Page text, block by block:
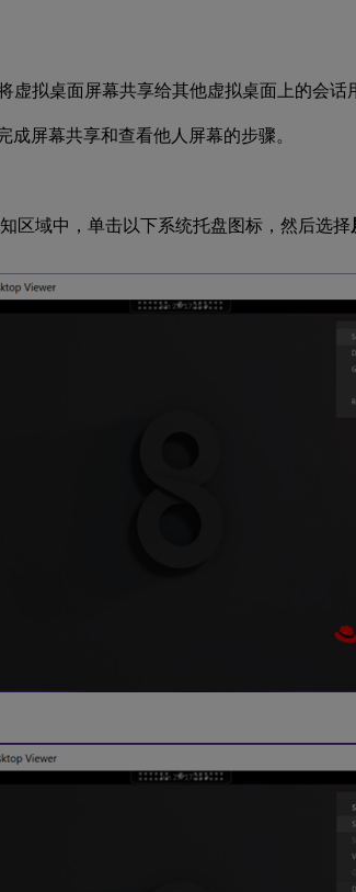
虚拟桌面屏幕共享给其他虚拟桌面上的会话
成屏幕共享和查看他人屏幕的步骤。
区域中，单击以下系统托盘图标，然后选择